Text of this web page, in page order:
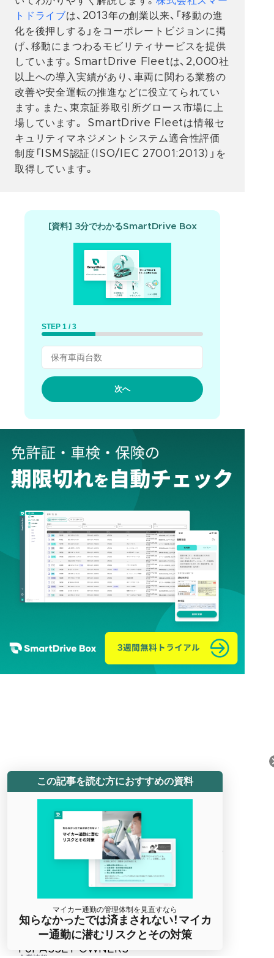
トドライブは、2013年の創業以来、「移動の進
化を後押しする」をコーポレートビジョンに掲
げ、移動にまつわるモビリティサービスを提供
しています。SmartDrive Fleetは、2,000社
以上への導入実績があり、車両に関わる業務の
改善や安全運転の推進などに役立てられてい
ます。また、東京証券取引所グロース市場に上
場しています。 SmartDrive Fleetは情報セ
キュリティマネジメントシステム適合性評価
制度「ISMS認証（ISO/IEC 27001:2013）」を
取得しています。
[資料] 3分でわかるSmartDrive Box
STEP 1 / 3
次へ
この記事を読む方におすすめの資料
マイカー通勤の管理体制を見直すなら
知らなかったでは済まされない！マイカ
ー通勤に潜むリスクとその対策
移動データプラットフォームでモビリティの進化を後押しする
ENGLISH
サービス
AI Mobility OS
For FLEET OPERATORS
For ASSET OWNERS